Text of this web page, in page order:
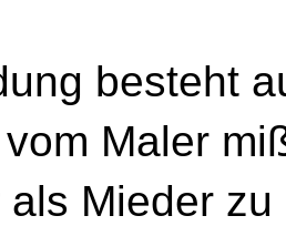
besteht
Maler
Mieder